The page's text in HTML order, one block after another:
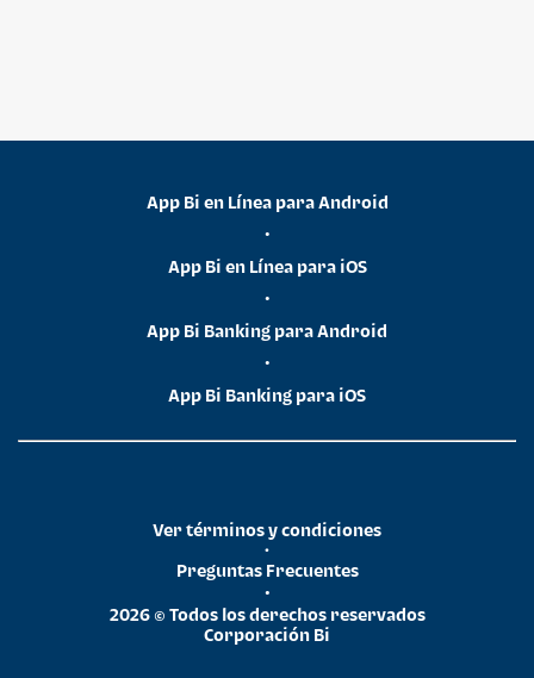
App Bi en Línea para Android
•
App Bi en Línea para iOS
•
App Bi Banking para Android
•
App Bi Banking para iOS
2026 © Todos los derechos reservados
Corporación Bi
•
Preguntas Frecuentes
•
Ver términos y condiciones